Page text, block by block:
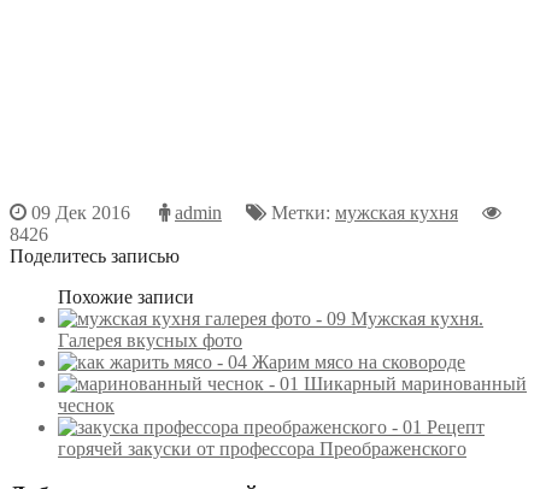
09 Дек 2016 admin Метки: мужская кухня
8426
Поделитесь записью
Похожие записи
Мужская кухня.
Галерея вкусных фото
Жарим мясо на сковороде
Шикарный маринованный
чеснок
Рецепт
горячей закуски от профессора Преображенского